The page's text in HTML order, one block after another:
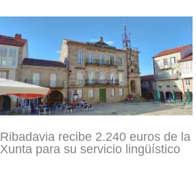
Ribadavia recibe 2.240 euros de la
Xunta para su servicio lingüístico